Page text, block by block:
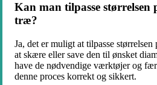
Kan man tilpasse størrelsen
træ?
Ja, det er muligt at tilpasse
at skære eller save den til ønsket
have de nødvendige værktøjer og
denne proces korrekt og sikkert.